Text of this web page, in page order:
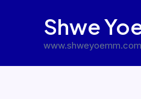
Shwe
www.shweyoemm.com